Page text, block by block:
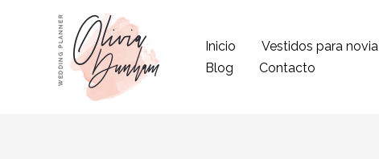
contenido
Inicio Vestidos para novia
Blog
Contacto